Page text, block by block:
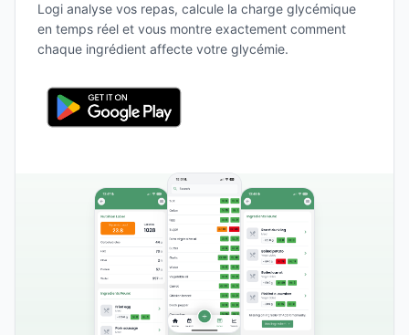
Logi analyse vos repas, calcule la charge glycémique
en temps réel et vous montre exactement comment
chaque ingrédient affecte votre glycémie.